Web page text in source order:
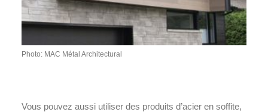
Photo: MAC Métal Architectural
Vous pouvez aussi utiliser des produits d’acier en soffite,